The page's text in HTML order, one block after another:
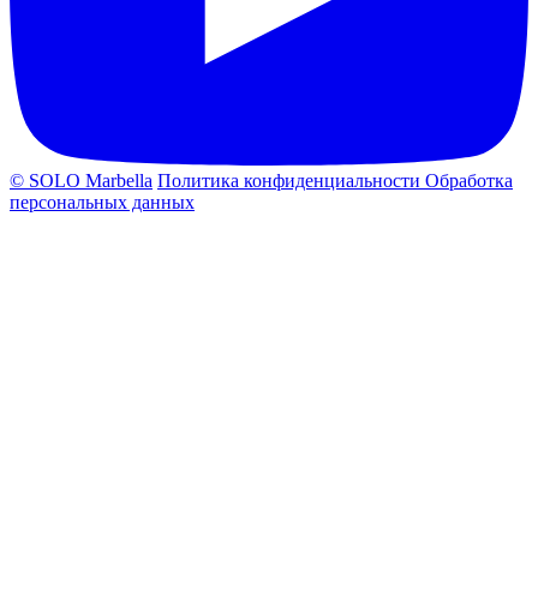
© SOLO Marbella Политика конфиденциальности Обработка
персональных данных